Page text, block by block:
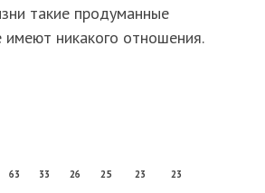
такие продуманные
имеют никакого отношения.
63 33 26 25 23 23